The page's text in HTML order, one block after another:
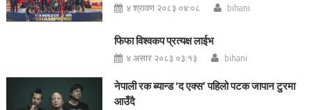
४ श्रावण २०८३ ०४:०८ bihani
फिफा विश्वकप प्रत्यक्ष लाईभ
४ असार २०८३ ०३:१३ bihani
नेपाली रक ब्यान्ड ‘द एक्स’ पहिलो पटक जापान टुरमा
आउँदै